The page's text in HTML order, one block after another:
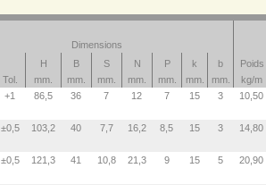
Dimensions
Poids
kg/m
Tol.
H
mm.
B
mm.
S
mm.
N
mm.
P
mm.
k
mm.
b
mm.
+1 86,5 36 7 12 7 15 3 10,50
±0,5 103,2 40 7,7 16,2 8,5 15 3 14,80
±0,5 121,3 41 10,8 21,3 9 15 5 20,90